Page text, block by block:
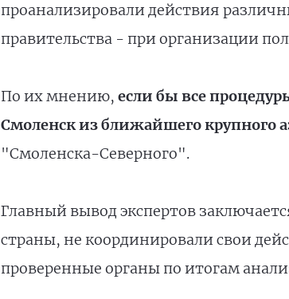
проанализировали действия
правительства - при организации
По их мнению, если бы все
Смоленск из ближайшего крупного
"Смоленска-Северного".
Главный вывод экспертов
страны, не координировали свои
проверенные органы по итогам